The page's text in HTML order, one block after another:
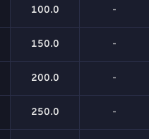
100.0 -
150.0 -
200.0 -
250.0 -